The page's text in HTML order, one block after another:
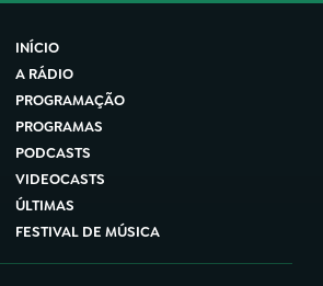
INÍCIO
A RÁDIO
PROGRAMAÇÃO
PROGRAMAS
PODCASTS
VIDEOCASTS
ÚLTIMAS
FESTIVAL DE MÚSICA